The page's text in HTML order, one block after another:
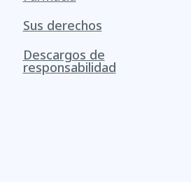
Sus derechos
Descargos de
responsabilidad